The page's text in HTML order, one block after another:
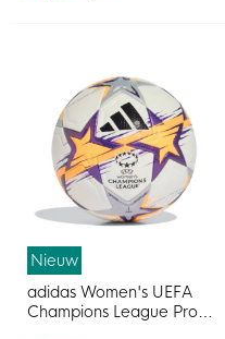
Nieuw
adidas Women's UEFA
Champions League Pro